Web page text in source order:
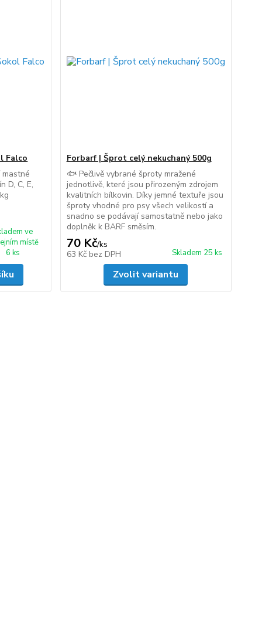
Falco
D, C, E,
ve
místě
6 ks
Forbarf | Šprot celý nekuchaný 500g
🐟 Pečlivě vybrané šproty mražené
jednotlivě, které jsou přirozeným zdrojem
kvalitních bílkovin. Díky jemné textuře jsou
šproty vhodné pro psy všech velikostí a
snadno se podávají samostatně nebo jako
doplněk k BARF směsím.
70 Kč/ks
63 Kč bez DPH Skladem 25 ks
Zvolit variantu